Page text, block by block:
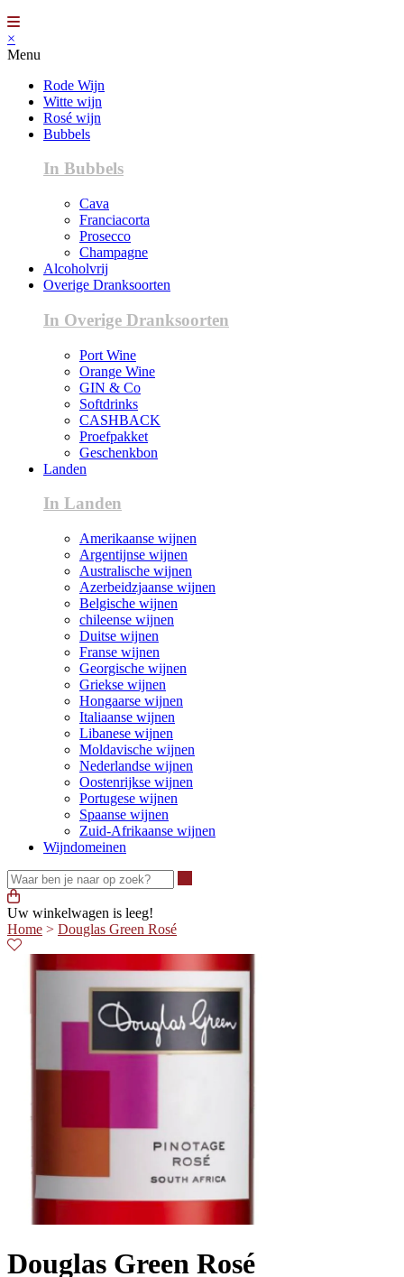
×
Menu
Rode Wijn
Witte wijn
Rosé wijn
Bubbels
In Bubbels
Cava
Franciacorta
Prosecco
Champagne
Alcoholvrij
Overige Dranksoorten
In Overige Dranksoorten
Port Wine
Orange Wine
GIN & Co
Softdrinks
CASHBACK
Proefpakket
Geschenkbon
Landen
In Landen
Amerikaanse wijnen
Argentijnse wijnen
Australische wijnen
Azerbeidzjaanse wijnen
Belgische wijnen
chileense wijnen
Duitse wijnen
Franse wijnen
Georgische wijnen
Griekse wijnen
Hongaarse wijnen
Italiaanse wijnen
Libanese wijnen
Moldavische wijnen
Nederlandse wijnen
Oostenrijkse wijnen
Portugese wijnen
Spaanse wijnen
Zuid-Afrikaanse wijnen
Wijndomeinen
Uw winkelwagen is leeg!
Home > Douglas Green Rosé
Douglas Green Rosé